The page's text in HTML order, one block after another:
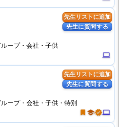
先生リストに追加
先生に質問する
computer
ループ・会社・子供
先生リストに追加
先生に質問する
turned_in schoolverifiedcomputer
ループ・会社・子供・特別